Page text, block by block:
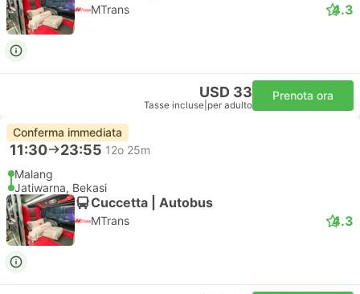
MTrans 4.3
USD 33
Tasse incluse per adulto
Prenota ora
Conferma immediata
11:30 23:55 12o 25m
Malang
Jatiwarna, Bekasi
Cuccetta | Autobus
MTrans 4.3